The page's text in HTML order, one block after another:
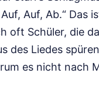
Auf, Ab.“ Das
oft Schüler, die
des Liedes
es nicht nach